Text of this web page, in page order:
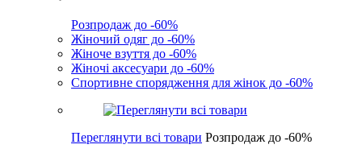
Розпродаж до -60%
Жіночий одяг до -60%
Жіноче взуття до -60%
Жіночі аксесуари до -60%
Спортивне спорядження для жінок до -60%
Переглянути всі товари Розпродаж до -60%